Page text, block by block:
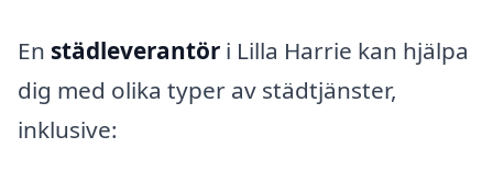
En städleverantör i Lilla Harrie kan hjälpa
dig med olika typer av städtjänster,
inklusive: